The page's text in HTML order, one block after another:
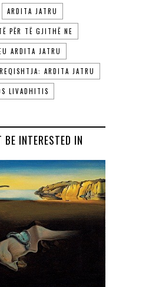
ARDITA JATRU
PËR TË GJITHË NE
ARDITA JATRU
ARDITA JATRU
LIVADHITIS
INTERESTED IN